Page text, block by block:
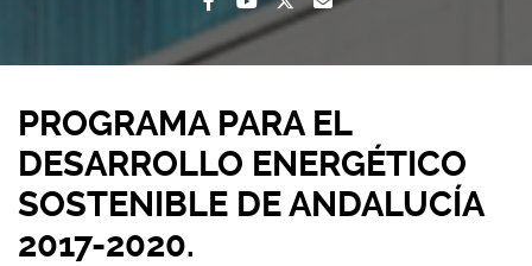
PROGRAMA PARA EL
DESARROLLO ENERGÉTICO
SOSTENIBLE DE ANDALUCÍA
2017-2020.